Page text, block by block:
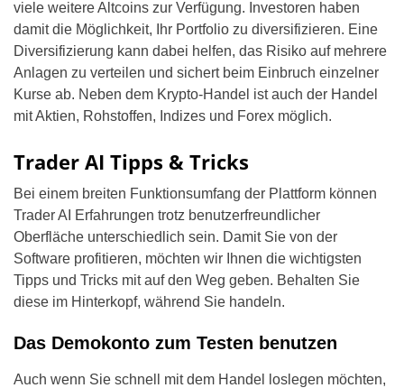
viele weitere Altcoins zur Verfügung. Investoren haben
damit die Möglichkeit, Ihr Portfolio zu diversifizieren. Eine
Diversifizierung kann dabei helfen, das Risiko auf mehrere
Anlagen zu verteilen und sichert beim Einbruch einzelner
Kurse ab. Neben dem Krypto-Handel ist auch der Handel
mit Aktien, Rohstoffen, Indizes und Forex möglich.
Trader AI Tipps & Tricks
Bei einem breiten Funktionsumfang der Plattform können
Trader AI Erfahrungen trotz benutzerfreundlicher
Oberfläche unterschiedlich sein. Damit Sie von der
Software profitieren, möchten wir Ihnen die wichtigsten
Tipps und Tricks mit auf den Weg geben. Behalten Sie
diese im Hinterkopf, während Sie handeln.
Das Demokonto zum Testen benutzen
Auch wenn Sie schnell mit dem Handel loslegen möchten,